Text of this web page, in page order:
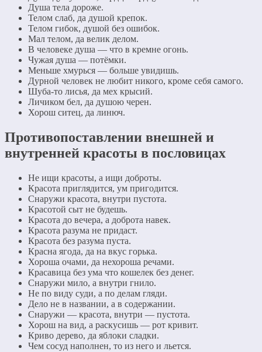
Душа тела дороже.
Телом слаб, да душой крепок.
Телом гибок, душой без ошибок.
Мал телом, да велик делом.
В человеке душа — что в кремне огонь.
Чужая душа — потёмки.
Меньше хмурься — больше увидишь.
Дурной человек не любит никого, кроме себя самого.
Шуба-то лисья, да мех крысий.
Личиком бел, да душою черен.
Хорош ситец, да линюч.
Противопоставлении внешней и
внутренней красоты в пословицах
Не ищи красоты, а ищи доброты.
Красота приглядится, ум пригодится.
Снаружи красота, внутри пустота.
Красотой сыт не будешь.
Красота до вечера, а доброта навек.
Красота разума не придаст.
Красота без разума пуста.
Красна ягода, да на вкус горька.
Хороша очами, да нехороша речами.
Красавица без ума что кошелек без денег.
Снаружи мило, а внутри гнило.
Не по виду суди, а по делам гляди.
Дело не в названии, а в содержании.
Снаружи — красота, внутри — пустота.
Хорош на вид, а раскусишь — рот кривит.
Криво дерево, да яблоки сладки.
Чем сосуд наполнен, то из него и льется.